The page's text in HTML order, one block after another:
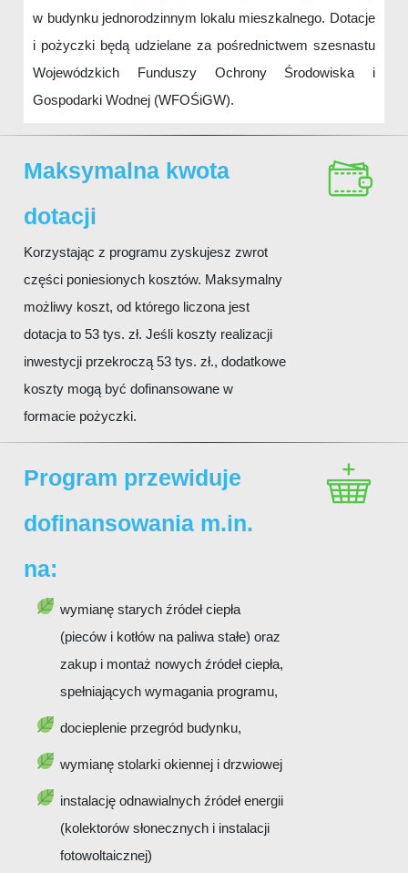
w budynku jednorodzinnym lokalu mieszkalnego. Dotacje
i pożyczki będą udzielane za pośrednictwem szesnastu
Wojewódzkich Funduszy Ochrony Środowiska i
Gospodarki Wodnej (WFOŚiGW).
Maksymalna kwota
dotacji
Korzystając z programu zyskujesz zwrot
części poniesionych kosztów. Maksymalny
możliwy koszt, od którego liczona jest
dotacja to 53 tys. zł. Jeśli koszty realizacji
inwestycji przekroczą 53 tys. zł., dodatkowe
koszty mogą być dofinansowane w
formacie pożyczki.
Program przewiduje
dofinansowania m.in.
na:
wymianę starych źródeł ciepła
(pieców i kotłów na paliwa stałe) oraz
zakup i montaż nowych źródeł ciepła,
spełniających wymagania programu,
docieplenie przegród budynku,
wymianę stolarki okiennej i drzwiowej
instalację odnawialnych źródeł energii
(kolektorów słonecznych i instalacji
fotowoltaicznej)